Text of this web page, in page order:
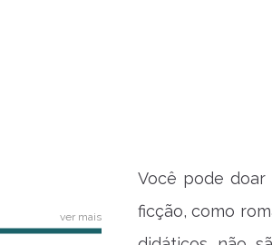
Você pode doar
ficção, como
ver mais